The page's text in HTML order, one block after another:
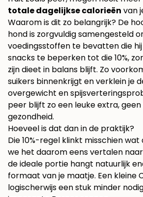
totale dagelijkse calorieën van
Waarom is dit zo belangrijk? De
hond is zorgvuldig samengesteld
voedingsstoffen te bevatten die
snacks te beperken tot die 10%,
zijn dieet in balans blijft. Zo
suikers binnenkrijgt en verklein je
overgewicht en
peer blijft zo een leuke extra,
gezondheid.
Hoeveel is dat dan in de praktijk?
Die 10%-regel klinkt misschien
we het daarom eens vertalen
de ideale portie hangt natuurlijk
formaat van je maatje. Een kleine
logischerwijs een stuk minder